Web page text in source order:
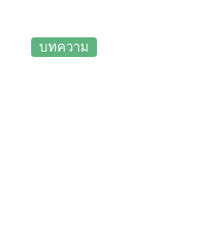
เกรทเบลล์” มีน้ำหนักถึง 13 ตัน
บทความ